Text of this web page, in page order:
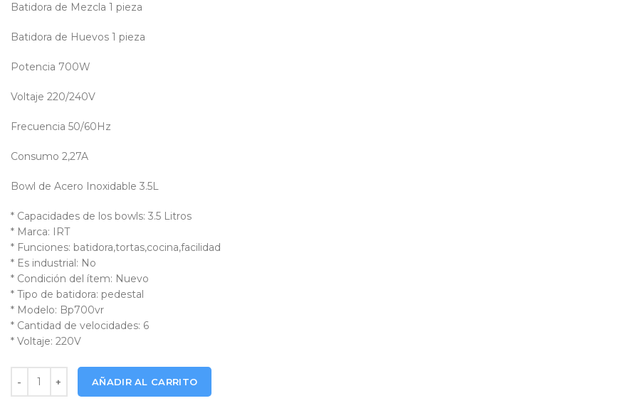
Batidora de Mezcla 1 pieza
Batidora de Huevos 1 pieza
Potencia 700W
Voltaje 220/240V
Frecuencia 50/60Hz
Consumo 2,27A
Bowl de Acero Inoxidable 3.5L
* Capacidades de los bowls: 3.5 Litros
* Marca: IRT
* Funciones: batidora,tortas,cocina,facilidad
* Es industrial: No
* Condición del ítem: Nuevo
* Tipo de batidora: pedestal
* Modelo: Bp700vr
* Cantidad de velocidades: 6
* Voltaje: 220V
Batidora Pedestal IRT BP700RD RED cantidad
AÑADIR AL CARRITO